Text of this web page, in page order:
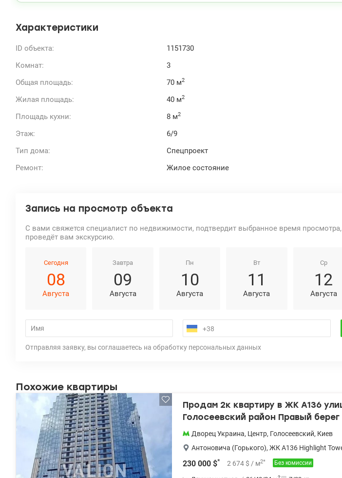
Характеристики
ID объекта:
1151730
Комнат:
3
Общая площадь:
70 м2
Жилая площадь: 40 м2
Площадь кухни: 8 м2
Этаж:
6/9
Тип дома:
Спецпроект
Ремонт:
Жилое состояние
Запись на просмотр объекта
С вами свяжется специалист по недвижимости, подтвердит выбранное время
проведёт вам экскурсию.
Сегодня
08
Августа
Завтра
09
Августа
Пн
10
Августа
Вт
11
Августа
Ср
12
Августа
Отправляя заявку, вы соглашаетесь на обработку персональных данных
Похожие квартиры
Продам 2к квартиру в ЖК А136
Голосеевский район Правый
Дворец Украина, Центр, Голосеевский, Киев
Антоновича (Горького), ЖК A136 Highlight
230 000 $* 2 674 $ / м2* Без комиссии